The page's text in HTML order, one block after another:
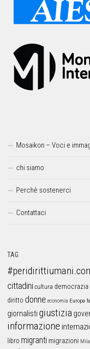
Mosaikon – Voci e
chi siamo
Perchè sostenerci
Contattaci
TAG
cittadini cultura democrazia
diritto donne economia Europa
giornalistigiustizia
informazione
libro migranti migrazioni